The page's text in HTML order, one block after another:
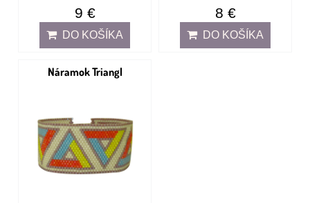
9 €
DO KOŠÍKA
8 €
DO KOŠÍKA
Náramok Triangl